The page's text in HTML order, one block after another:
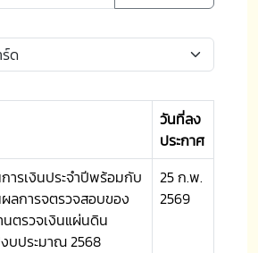
วันที่ลง
ประกาศ
ารเงินประจำปีพร้อมกับ
ลการจตรวจสอบของ
ตรวจเงินแผ่นดิน
บประมาณ 2568
25 ก.พ.
2569